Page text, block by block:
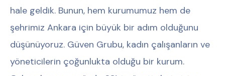
hale geldik. Bunun, hem kurumumuz hem de
şehrimiz Ankara için büyük bir adım olduğunu
düşünüyoruz. Güven Grubu, kadın çalışanların ve
yöneticilerin çoğunlukta olduğu bir kurum.